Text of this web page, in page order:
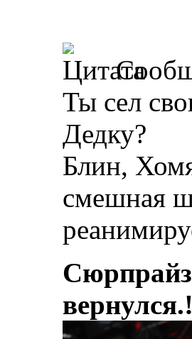
Ты сел
Дедку?
Блин,
смешная